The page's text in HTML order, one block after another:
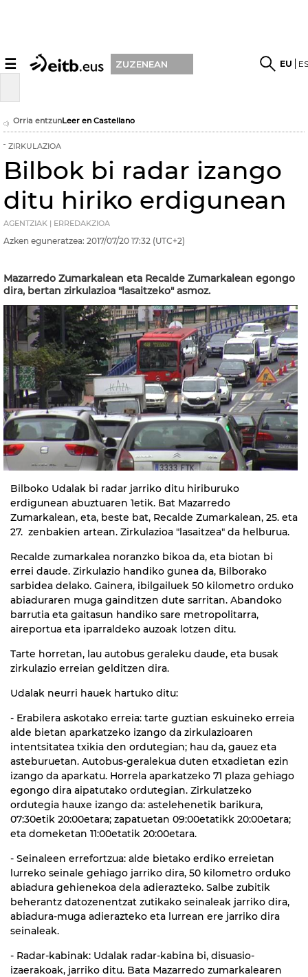
☰ ZUZENEAN EU
Orria entzunLeer en Castellano
ZIRKULAZIOA
Bilbok bi radar izango
ditu hiriko erdigunean
AGENTZIAK | ERREDAKZIOA
Azken eguneratzea: 2017/07/20 17:32 (UTC+2)
Mazarredo Zumarkalean eta Recalde Zumarkalean egongo
dira, bertan zirkulazioa "lasaitzeko" asmoz.
Bilboko Udalak bi radar jarriko ditu hiriburuko
erdigunean abuztuaren 1etik. Bat Mazarredo
Zumarkalean, eta, beste bat, Recalde Zumarkalean, 25. eta
27. zenbakien artean. Zirkulazioa "lasaitzea" da helburua.
Recalde zumarkalea noranzko bikoa da, eta biotan bi
errei daude. Zirkulazio handiko gunea da, Bilborako
sarbidea delako. Gainera, ibilgailuek 50 kilometro orduko
abiaduraren muga gainditzen dute sarritan. Abandoko
barrutia eta gaitasun handiko sare metropolitarra,
aireportua eta iparraldeko auzoak lotzen ditu.
Tarte horretan, lau autobus geraleku daude, eta busak
zirkulazio erreian gelditzen dira.
Udalak neurri hauek hartuko ditu:
- Erabilera askotako erreia: tarte guztian eskuineko erreia
alde bietan aparkatzeko izango da zirkulazioaren
intentsitatea txikia den ordutegian; hau da, gauez eta
asteburuetan. Autobus-geralekua duten etxadietan ezin
izango da aparkatu. Horrela aparkatzeko 71 plaza gehiago
egongo dira aipatutako ordutegian. Zirkulatzeko
ordutegia hauxe izango da: astelehenetik barikura,
07:30etik 20:00etara; zapatuetan 09:00etatikk 20:00etara;
eta domeketan 11:00etatik 20:00etara.
- Seinaleen errefortzua: alde bietako erdiko erreietan
lurreko seinale gehiago jarriko dira, 50 kilometro orduko
abiadura gehienekoa dela adierazteko. Salbe zubitik
beherantz datozenentzat zutikako seinaleak jarriko dira,
abiadura-muga adierazteko eta lurrean ere jarriko dira
seinaleak.
- Radar-kabinak: Udalak radar-kabina bi, disuasio-
izaerakoak, jarriko ditu. Bata Mazarredo zumarkalearen